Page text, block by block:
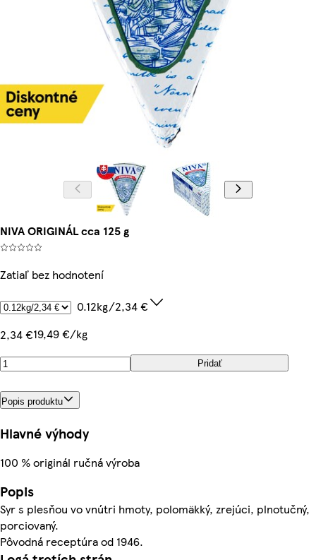
NIVA ORIGINÁL cca 125 g
Zatiaľ bez hodnotení
0.12kg/2,34 €
2,34 €19,49 €/kg
Pridať
Popis produktu
Hlavné výhody
100 % originál ručná výroba
Popis
Syr s plesňou vo vnútri hmoty, polomäkký, zrejúci, plnotučný,
porciovaný.
Pôvodná receptúra od 1946.